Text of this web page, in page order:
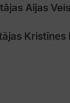
Aijas
Kristīnes